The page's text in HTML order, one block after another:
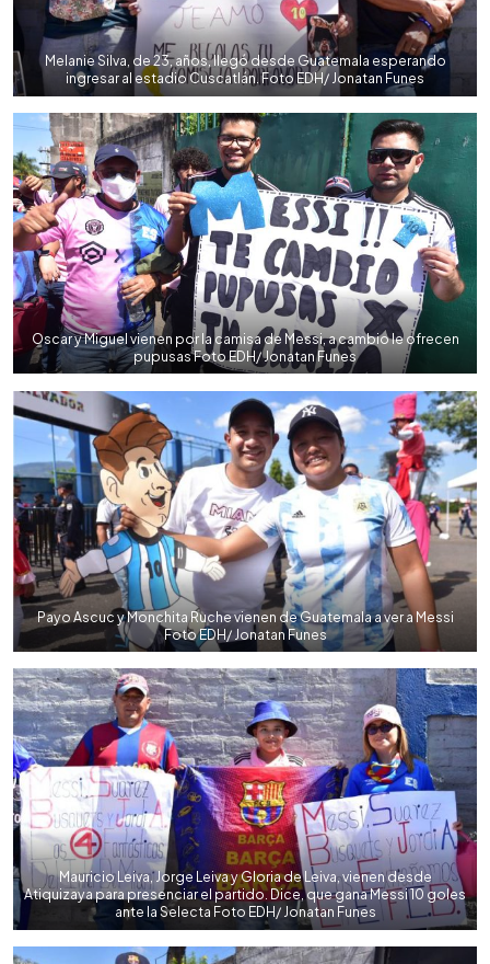
Melanie Silva, de 23, años, llegó desde Guatemala esperando
ingresar al estadio Cuscatlán. Foto EDH/ Jonatan Funes
Oscar y Miguel vienen por la camisa de Messi, a cambio le ofrecen
pupusas Foto EDH/ Jonatan Funes
Payo Ascuc y Monchita Ruche vienen de Guatemala a ver a Messi
Foto EDH/ Jonatan Funes
Mauricio Leiva, Jorge Leiva y Gloria de Leiva, vienen desde
Atiquizaya para presenciar el partido. Dice, que gana Messi 10 goles
ante la Selecta Foto EDH/ Jonatan Funes